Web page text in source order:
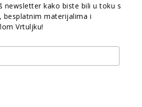
newsletter kako biste bili u toku s
besplatnim materijalima i
Vrtuljku!